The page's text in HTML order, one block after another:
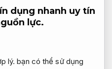
dụng nhanh uy tín
lực.
lý. bạn có thể sử dụng